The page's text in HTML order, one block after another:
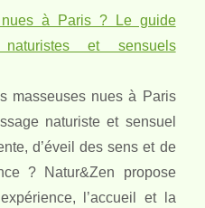
nues à Paris ? Le guide
et sensuels
masseuses nues à Paris
naturiste et sensuel
d’éveil des sens et de
? Natur&Zen propose
l’accueil et la